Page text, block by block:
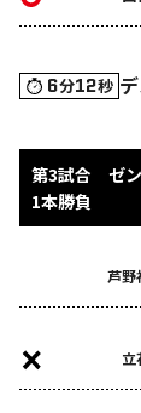
6分12秒
第3試合 ゼ
1本勝負
芦野
立